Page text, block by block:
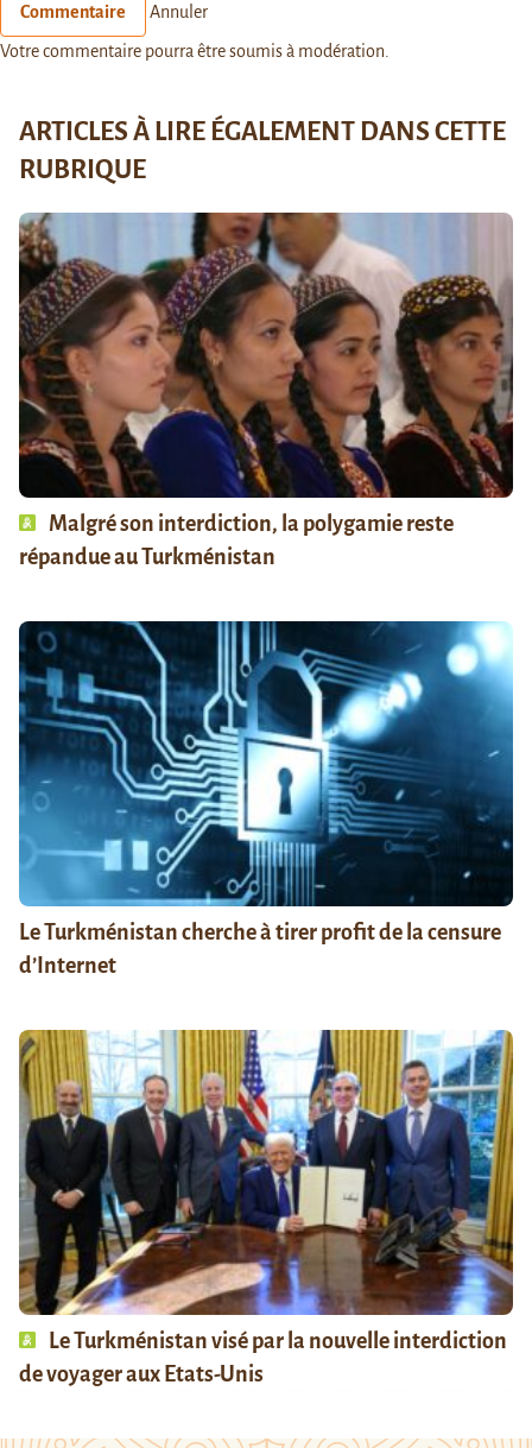
Commentaire Annuler
Votre commentaire pourra être soumis à modération.
ARTICLES À LIRE ÉGALEMENT DANS CETTE
RUBRIQUE
Malgré son interdiction, la polygamie reste
répandue au Turkménistan
Le Turkménistan cherche à tirer profit de la censure
d’Internet
Le Turkménistan visé par la nouvelle interdiction
de voyager aux Etats-Unis